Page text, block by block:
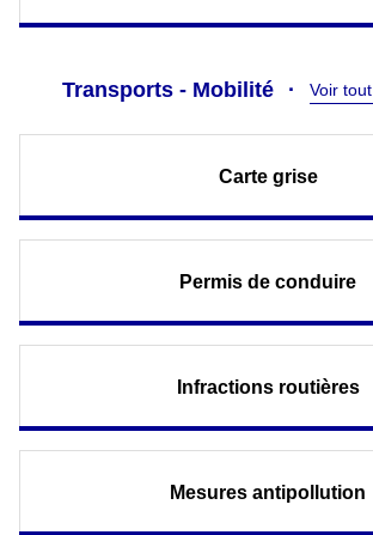
Transports - Mobilité Voir tout
Carte grise
Permis de conduire
Infractions routières
Mesures antipollution